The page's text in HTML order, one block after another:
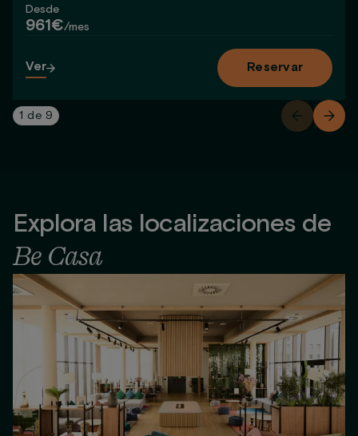
Desde
961€/mes
Ver Reservar
1 de 9
Explora las localizaciones de
Be Casa